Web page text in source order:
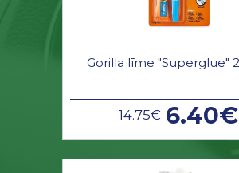
Gorilla līme "Superglue"
14.75€ 6.40€